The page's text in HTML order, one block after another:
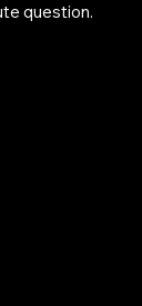
question.